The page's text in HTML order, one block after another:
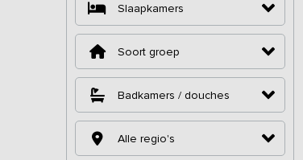
Slaapkamers
Soort groep
Badkamers / douches
Alle regio's